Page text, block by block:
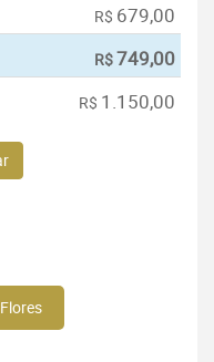
R$ 679,00
R$749,00
R$ 1.150,00